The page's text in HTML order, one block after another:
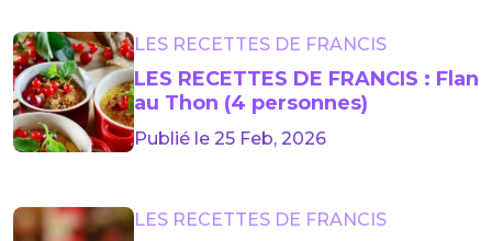
LES RECETTES DE FRANCIS
LES RECETTES DE FRANCIS : Flan
au Thon (4 personnes)
Publié le 25 Feb, 2026
LES RECETTES DE FRANCIS